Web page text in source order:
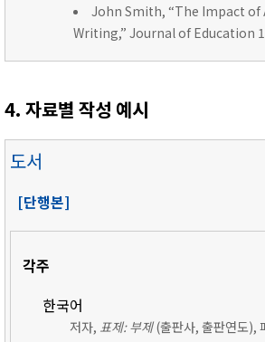
John Smith, “The Impact of
Writing,” Journal of Education
4. 자료별 작성 예시
도서
[단행본]
각주
한국어
저자, 표제: 부제(출판사, 출판연도),